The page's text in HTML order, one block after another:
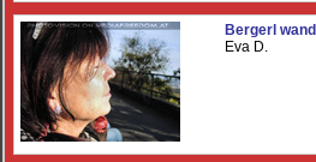
Bergerl
Eva D.